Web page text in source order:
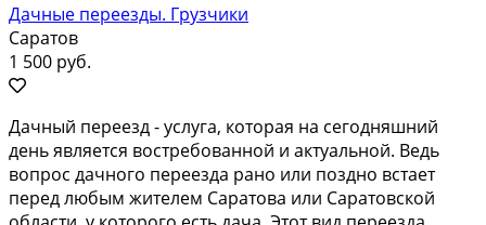
Дачные переезды. Грузчики
Саратов
1 500 руб.
Дачный переезд - услуга, которая на сегодняшний
день является востребованной и актуальной. Ведь
вопрос дачного переезда рано или поздно встает
перед любым жителем Саратова или Саратовской